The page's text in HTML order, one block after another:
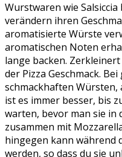
Wurstwaren wie
verändern ihren
aromatisierte Würste
aromatischen Noten
lange backen.
der Pizza Geschmack.
schmackhaften Würsten,
ist es immer besser, bis
warten, bevor man sie in
zusammen mit
hingegen kann während
werden, so dass du sie